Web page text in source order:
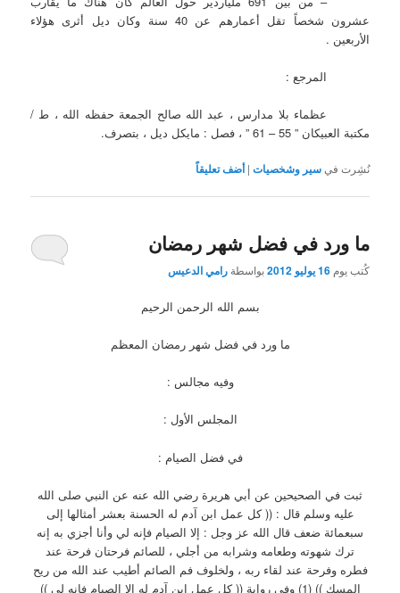
عشرون شخصاً تقل أعمارهم عن 40 سنة وكان ديل أثرى هؤلاء
الأربعين .
المرجع :
عظماء بلا مدارس ، عبد الله صالح الجمعة حفظه الله ، ط /
مكتبة العبيكان ” 55 – 61 ” ، فصل : مايكل ديل ، بتصرف.
نُشِرت فيسير وشخصيات |أضف تعليقاً
ما ورد في فضل شهر رمضان
كُتب يوم16 يوليو 2012 بواسطةرامي الدعيس
بسم الله الرحمن الرحيم
ما ورد في فضل شهر رمضان المعظم
وفيه مجالس :
المجلس الأول :
في فضل الصيام :
ثبت في الصحيحين عن أبي هريرة رضي الله عنه عن النبي صلى الله
عليه وسلم قال : (( كل عمل ابن آدم له الحسنة بعشر أمثالها إلى
سبعمائة ضعف قال الله عز وجل : إلا الصيام فإنه لي وأنا أجزي به إنه
ترك شهوته وطعامه وشرابه من أجلي ، للصائم فرحتان فرحة عند
فطره وفرحة عند لقاء ربه ، ولخلوف فم الصائم أطيب عند الله من ريح
المسك )) (1) وفي رواية (( كل عمل ابن آدم له إلا الصيام فإنه لي ))